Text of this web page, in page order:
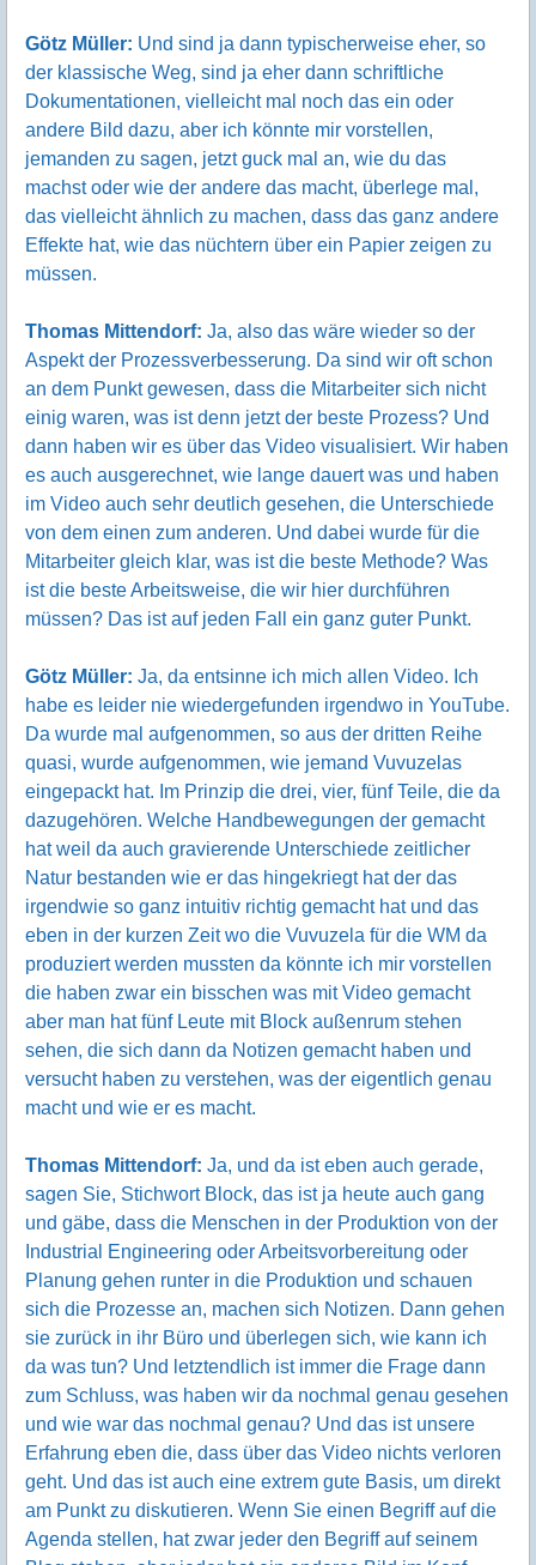
Götz Müller: Und sind ja dann typischerweise eher, so
der klassische Weg, sind ja eher dann schriftliche
Dokumentationen, vielleicht mal noch das ein oder
andere Bild dazu, aber ich könnte mir vorstellen,
jemanden zu sagen, jetzt guck mal an, wie du das
machst oder wie der andere das macht, überlege mal,
das vielleicht ähnlich zu machen, dass das ganz andere
Effekte hat, wie das nüchtern über ein Papier zeigen zu
müssen.
Thomas Mittendorf: Ja, also das wäre wieder so der
Aspekt der Prozessverbesserung. Da sind wir oft schon
an dem Punkt gewesen, dass die Mitarbeiter sich nicht
einig waren, was ist denn jetzt der beste Prozess? Und
dann haben wir es über das Video visualisiert. Wir haben
es auch ausgerechnet, wie lange dauert was und haben
im Video auch sehr deutlich gesehen, die Unterschiede
von dem einen zum anderen. Und dabei wurde für die
Mitarbeiter gleich klar, was ist die beste Methode? Was
ist die beste Arbeitsweise, die wir hier durchführen
müssen? Das ist auf jeden Fall ein ganz guter Punkt.
Götz Müller: Ja, da entsinne ich mich allen Video. Ich
habe es leider nie wiedergefunden irgendwo in YouTube.
Da wurde mal aufgenommen, so aus der dritten Reihe
quasi, wurde aufgenommen, wie jemand Vuvuzelas
eingepackt hat. Im Prinzip die drei, vier, fünf Teile, die da
dazugehören. Welche Handbewegungen der gemacht
hat weil da auch gravierende Unterschiede zeitlicher
Natur bestanden wie er das hingekriegt hat der das
irgendwie so ganz intuitiv richtig gemacht hat und das
eben in der kurzen Zeit wo die Vuvuzela für die WM da
produziert werden mussten da könnte ich mir vorstellen
die haben zwar ein bisschen was mit Video gemacht
aber man hat fünf Leute mit Block außenrum stehen
sehen, die sich dann da Notizen gemacht haben und
versucht haben zu verstehen, was der eigentlich genau
macht und wie er es macht.
Thomas Mittendorf: Ja, und da ist eben auch gerade,
sagen Sie, Stichwort Block, das ist ja heute auch gang
und gäbe, dass die Menschen in der Produktion von der
Industrial Engineering oder Arbeitsvorbereitung oder
Planung gehen runter in die Produktion und schauen
sich die Prozesse an, machen sich Notizen. Dann gehen
sie zurück in ihr Büro und überlegen sich, wie kann ich
da was tun? Und letztendlich ist immer die Frage dann
zum Schluss, was haben wir da nochmal genau gesehen
und wie war das nochmal genau? Und das ist unsere
Erfahrung eben die, dass über das Video nichts verloren
geht. Und das ist auch eine extrem gute Basis, um direkt
am Punkt zu diskutieren. Wenn Sie einen Begriff auf die
Agenda stellen, hat zwar jeder den Begriff auf seinem